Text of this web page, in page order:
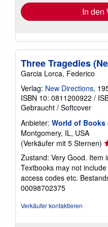
In den
Three Tragedies
Garcia Lorca, Federico
Verlag: New Directions,
ISBN 10: 0811200922 /
Gebraucht / Softcover
Anbieter: World of Books
Montgomery, IL, USA
(Verkäufer mit 5 Sternen)
5
5
Zustand: Very Good. Item
Textbooks may not
access codes etc.
00098702375
Verkäufer kontaktieren